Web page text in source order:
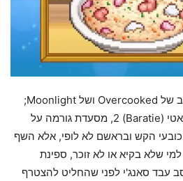
מדובר במשחק שנראה שילוב של Overcooked ושל Moonlight;
אנחנו נשחק על סיפון הבאראטי (Baratie) 2, מסעדת גורמה על
כובעי הקש ובראשם לא לופי, אלא השף
שלא בקיא או לא זוכר, ספינת
עבד סאנג'י לפני שהחליט להצטרף